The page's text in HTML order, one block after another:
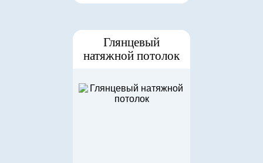
Глянцевый
натяжной потолок